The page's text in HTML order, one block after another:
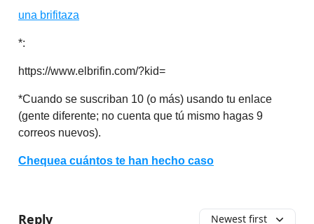
una brifitaza
*:
https://www.elbrifin.com/?kid=
*Cuando se suscriban 10 (o más) usando tu enlace
(gente diferente; no cuenta que tú mismo hagas 9
correos nuevos).
Chequea cuántos te han hecho caso
Reply Newest first